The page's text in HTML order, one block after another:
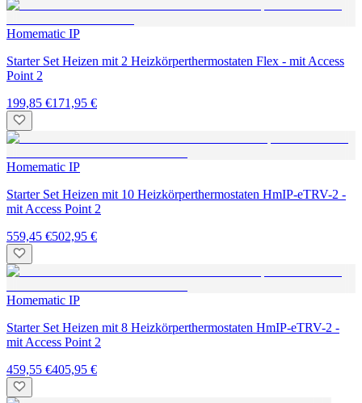
Homematic IP
Starter Set Heizen mit 2 Heizkörperthermostaten Flex - mit Access
Point 2
199,85 €171,95 €
Homematic IP
Starter Set Heizen mit 10 Heizkörperthermostaten HmIP-eTRV-2 -
mit Access Point 2
559,45 €502,95 €
Homematic IP
Starter Set Heizen mit 8 Heizkörperthermostaten HmIP-eTRV-2 -
mit Access Point 2
459,55 €405,95 €